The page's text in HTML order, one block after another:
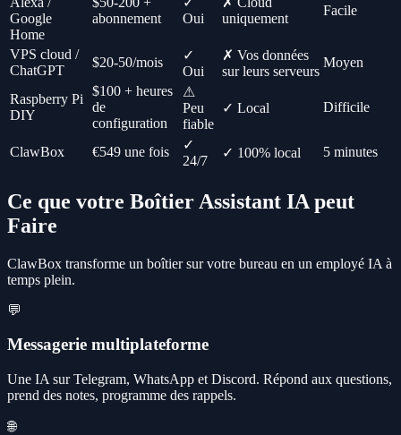
Google
Home
abonnement
Oui
uniquement
Facile
VPS cloud /
ChatGPT
$20-50/mois
✓
Oui
✗ Vos données
sur leurs serveurs
Moyen
Raspberry Pi
DIY
$100 + heures
de
configuration
⚠
Peu
fiable
✓ Local Difficile
ClawBox €549 une fois
✓
24/7
✓ 100% local 5 minutes
Ce que votre Boîtier Assistant IA peut
Faire
ClawBox transforme un boîtier sur votre bureau en un employé IA à
temps plein.
💬
Messagerie multiplateforme
Une IA sur Telegram, WhatsApp et Discord. Répond aux questions,
prend des notes, programme des rappels.
🌐